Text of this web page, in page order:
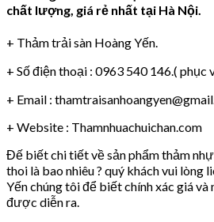
chất lượng, giá rẻ nhất tại Hà Nội.
+ Thảm trải sàn Hoàng Yến.
+ Số điện thoại : 0963 540 146.( phục
+ Email :
+ Website : Thamnhuachuichan.com
Đế biết chi tiết về sản phẩm thảm
thoi là bao nhiêu ? quý khách vui lòng
Yến chúng tôi để biết chính xác giá
được diễn ra.